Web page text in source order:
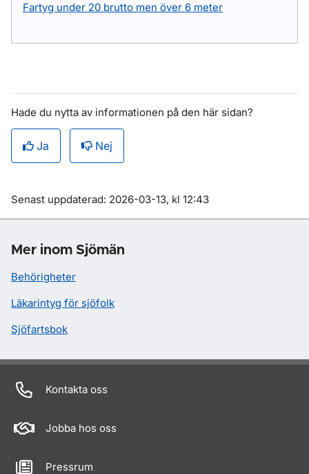
Fartyg under 20 brutto men över 6 meter
Hade du nytta av informationen på den här sidan?
Ja Nej
Om sidan
Senast uppdaterad: 2026-03-13, kl 12:43
Mer inom Sjömän
Behörigheter
Läkarintyg för sjöfolk
Sjöfartsbok
Kontakta oss
Jobba hos oss
Pressrum